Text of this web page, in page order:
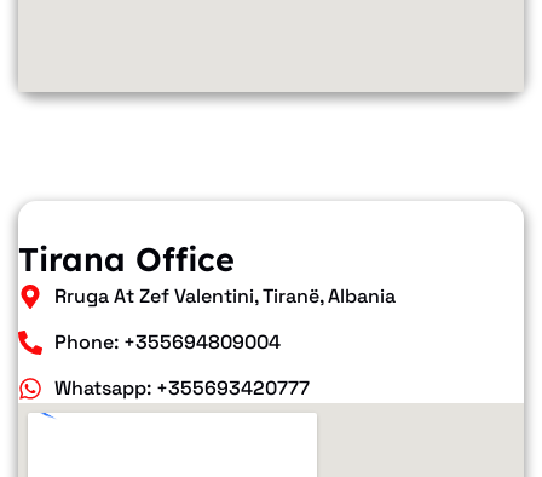
Tirana Office
Rruga At Zef Valentini, Tiranë, Albania
Phone: +355694809004
Whatsapp: +355693420777